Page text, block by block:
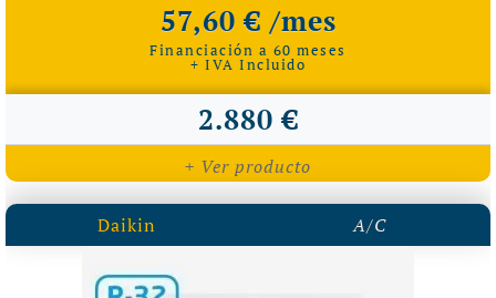
57,60 € /mes
Financiación a 60 meses
+ IVA Incluido
2.880 €
+ Ver producto
Daikin A/C